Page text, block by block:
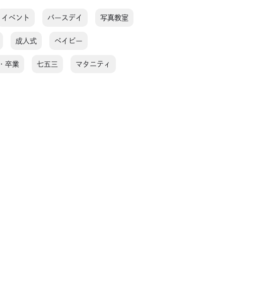
イベント バースデイ 写真教室
成人式 ベイビー
卒業 七五三 マタニティ